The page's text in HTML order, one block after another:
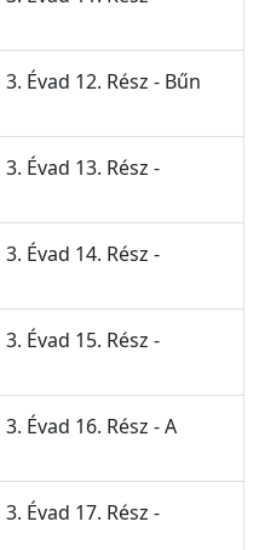
Évad 12. Rész - Bűn
Évad 13. Rész -
Évad 14. Rész -
Évad 15. Rész -
Évad 16. Rész - A
Évad 17. Rész -